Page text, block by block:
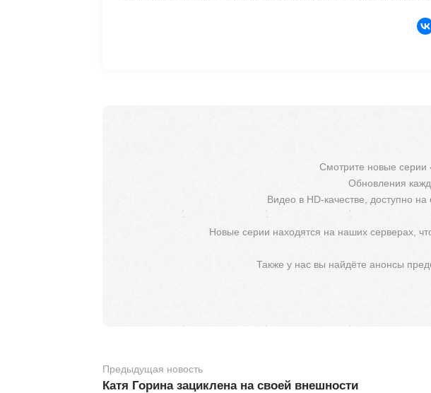
Смотрите новые
Обновления
Видео в HD-качестве, доступно
Новые серии находятся на наших серверах,
Также у нас вы найдёте анонсы
Предыдущая новость
Катя Горина зациклена на своей внешности